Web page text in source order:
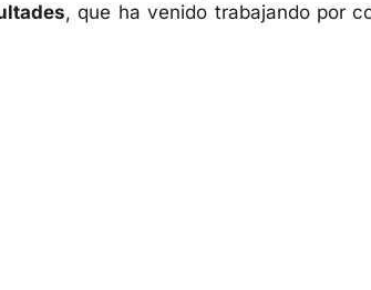
, que ha venido trabajando por